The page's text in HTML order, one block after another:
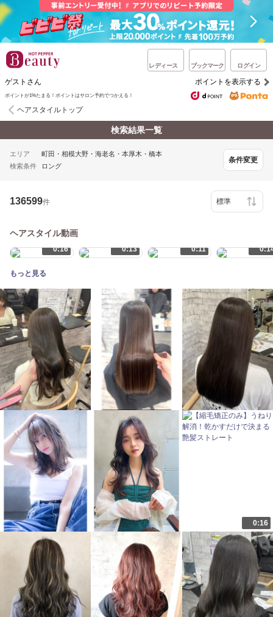
レディース ブックマーク ログイン
ゲストさん ポイントを表示する
ポイントが1%たまる！ポイントはサロン予約でつかえる！
ヘアスタイルトップ
検索結果一覧
エリア
町田・相模大野・海老名・本厚木・橋本
検索条件
ロング
条件変更
136599件
ヘアスタイル動画
0:16 0:13 0:11
もっと見る
0:16